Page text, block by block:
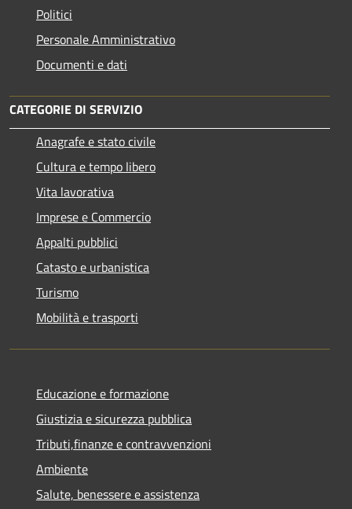
Politici
Personale Amministrativo
Documenti e dati
CATEGORIE DI SERVIZIO
Anagrafe e stato civile
Cultura e tempo libero
Vita lavorativa
Imprese e Commercio
Appalti pubblici
Catasto e urbanistica
Turismo
Mobilità e trasporti
Educazione e formazione
Giustizia e sicurezza pubblica
Tributi,finanze e contravvenzioni
Ambiente
Salute, benessere e assistenza